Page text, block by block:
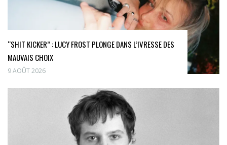
“SHIT KICKER” : LUCY FROST PLONGE DANS L’IVRESSE DES
MAUVAIS CHOIX
9 AOÛT 2026